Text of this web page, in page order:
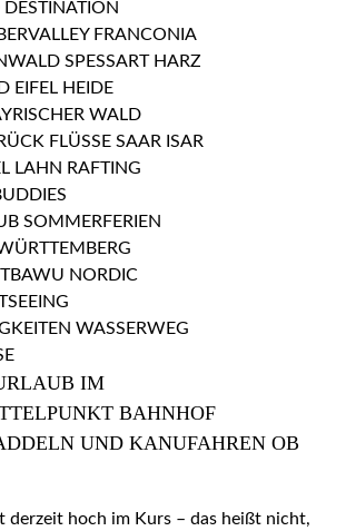
IM
BAHNHOF
UND KANUFAHREN OB
derzeit hoch im Kurs – das heißt nicht,